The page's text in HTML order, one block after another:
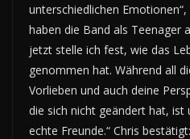
unterschiedlichen
haben die Band als Teenager
jetzt stelle ich fest, wie das
genommen hat. Während all
Vorlieben und auch deine
die sich nicht geändert hat, ist
echte Freunde.“ Chris